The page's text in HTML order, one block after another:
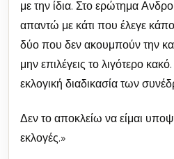
με την ίδια. Στο ερώτημα
απαντώ με κάτι που έλεγε
δύο που δεν ακουμπούν την
μην επιλέγεις το λιγότερο
εκλογική διαδικασία των
Δεν το αποκλείω να είμαι
εκλογές.»